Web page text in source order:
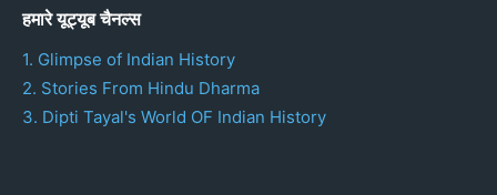
हमारे यूट्यूब चैनल्स
1. Glimpse of Indian History
2. Stories From Hindu Dharma
3. Dipti Tayal's World OF Indian History